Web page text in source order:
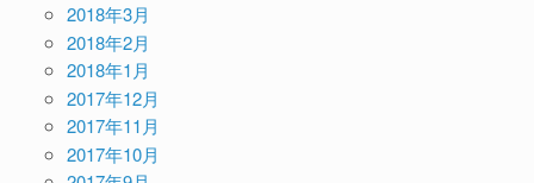
2018年3月
2018年2月
2018年1月
2017年12月
2017年11月
2017年10月